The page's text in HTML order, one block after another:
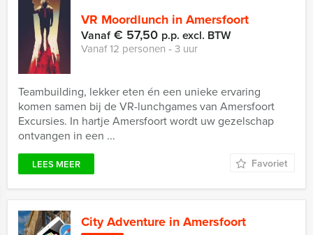
VR Moordlunch in Amersfoort
Vanaf€ 57,50 p.p. excl. BTW
Vanaf 12 personen ‐ 3 uur
Teambuilding, lekker eten én een unieke ervaring
komen samen bij de VR-lunchgames van Amersfoort
Excursies. In hartje Amersfoort wordt uw gezelschap
ontvangen in een ...
LEES MEER Favoriet
City Adventure in Amersfoort